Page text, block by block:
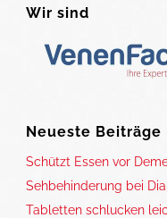
Wir sind
Neueste Beiträge
Schützt Essen vor
Sehbehinderung bei
Tabletten schlucken